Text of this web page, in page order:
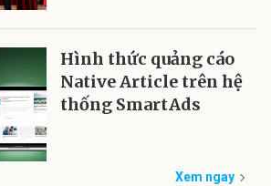
Hình thức quảng cáo
Native Article trên hệ
thống SmartAds
Xem ngay